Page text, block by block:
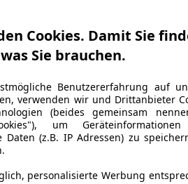
Cookies. Damit Sie
was Sie brauchen.
Benutzererfahrung auf
verwenden wir und Drittanbieter
(beides gemeinsam
um
Daten (z.B. IP Adressen) zu
personalisierte Werbung